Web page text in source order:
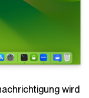
wird